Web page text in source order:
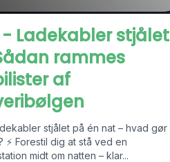
Ladekabler stjålet
rammes
af
stjålet på én nat – hvad gør
⚡ Forestil dig at stå ved en
midt om natten – klar...